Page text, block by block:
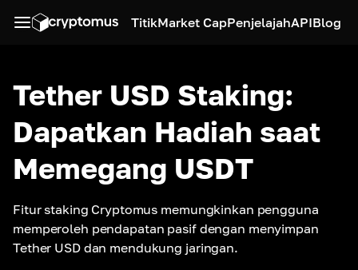
TitikMarket CapPenjelajahAPIBlog
Tether USD Staking:
Dapatkan Hadiah saat
Memegang USDT
Fitur staking Cryptomus memungkinkan pengguna
memperoleh pendapatan pasif dengan menyimpan
Tether USD dan mendukung jaringan.